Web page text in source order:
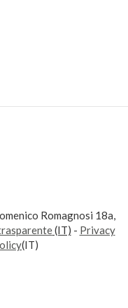
Romagnosi 18a,
(IT) - Privacy
(IT)